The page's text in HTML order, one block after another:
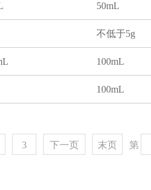
50mL
不低于5g
100mL
100mL
3 下一页 末页 第